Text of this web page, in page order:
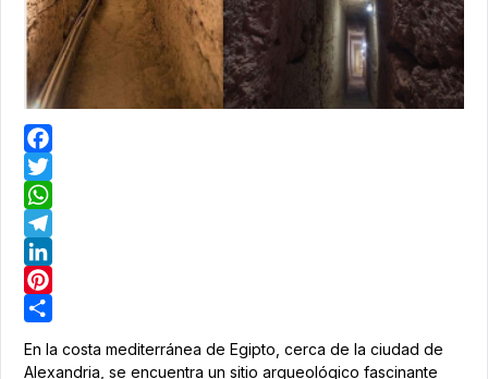
Facebook
Twitter
WhatsApp
Telegram
LinkedIn
Pinterest
En la costa mediterránea de Egipto, cerca de la ciudad de
Alexandria, se encuentra un sitio arqueológico fascinante